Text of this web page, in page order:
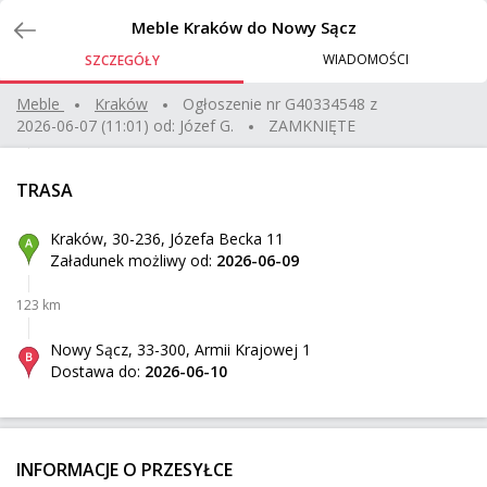
Zlecenia
Meble Kraków do Nowy Sącz
SZCZEGÓŁY WIADOMOŚCI
Meble kraków Ogłoszenie nr G40334548 z
2026-06-07 (11:01) od: Józef G. ZAMKNIĘTE
TRASA
Kraków, 30-236, Józefa Becka 11
Załadunek możliwy od: 2026-06-09
123 km
Nowy Sącz, 33-300, Armii Krajowej 1
Dostawa do: 2026-06-10
INFORMACJE O PRZESYŁCE
opony i rower
Kraków
Panele podłogowe
505 km 60 kg 0,27 m³
Do: Ostrówek
Z: Jarocin